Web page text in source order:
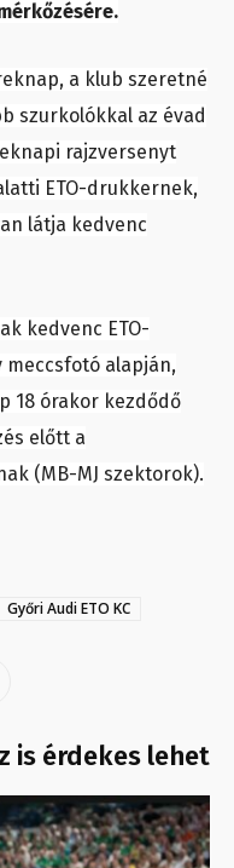
a klub szeretné
szurkolókkal az évad
rajzversenyt
ETO-drukkernek,
látja kedvenc
kedvenc ETO-
alapján,
18 órakor kezdődő
előtt a
(MB-MJ szektorok).
Győri Audi ETO KC
is érdekes lehet